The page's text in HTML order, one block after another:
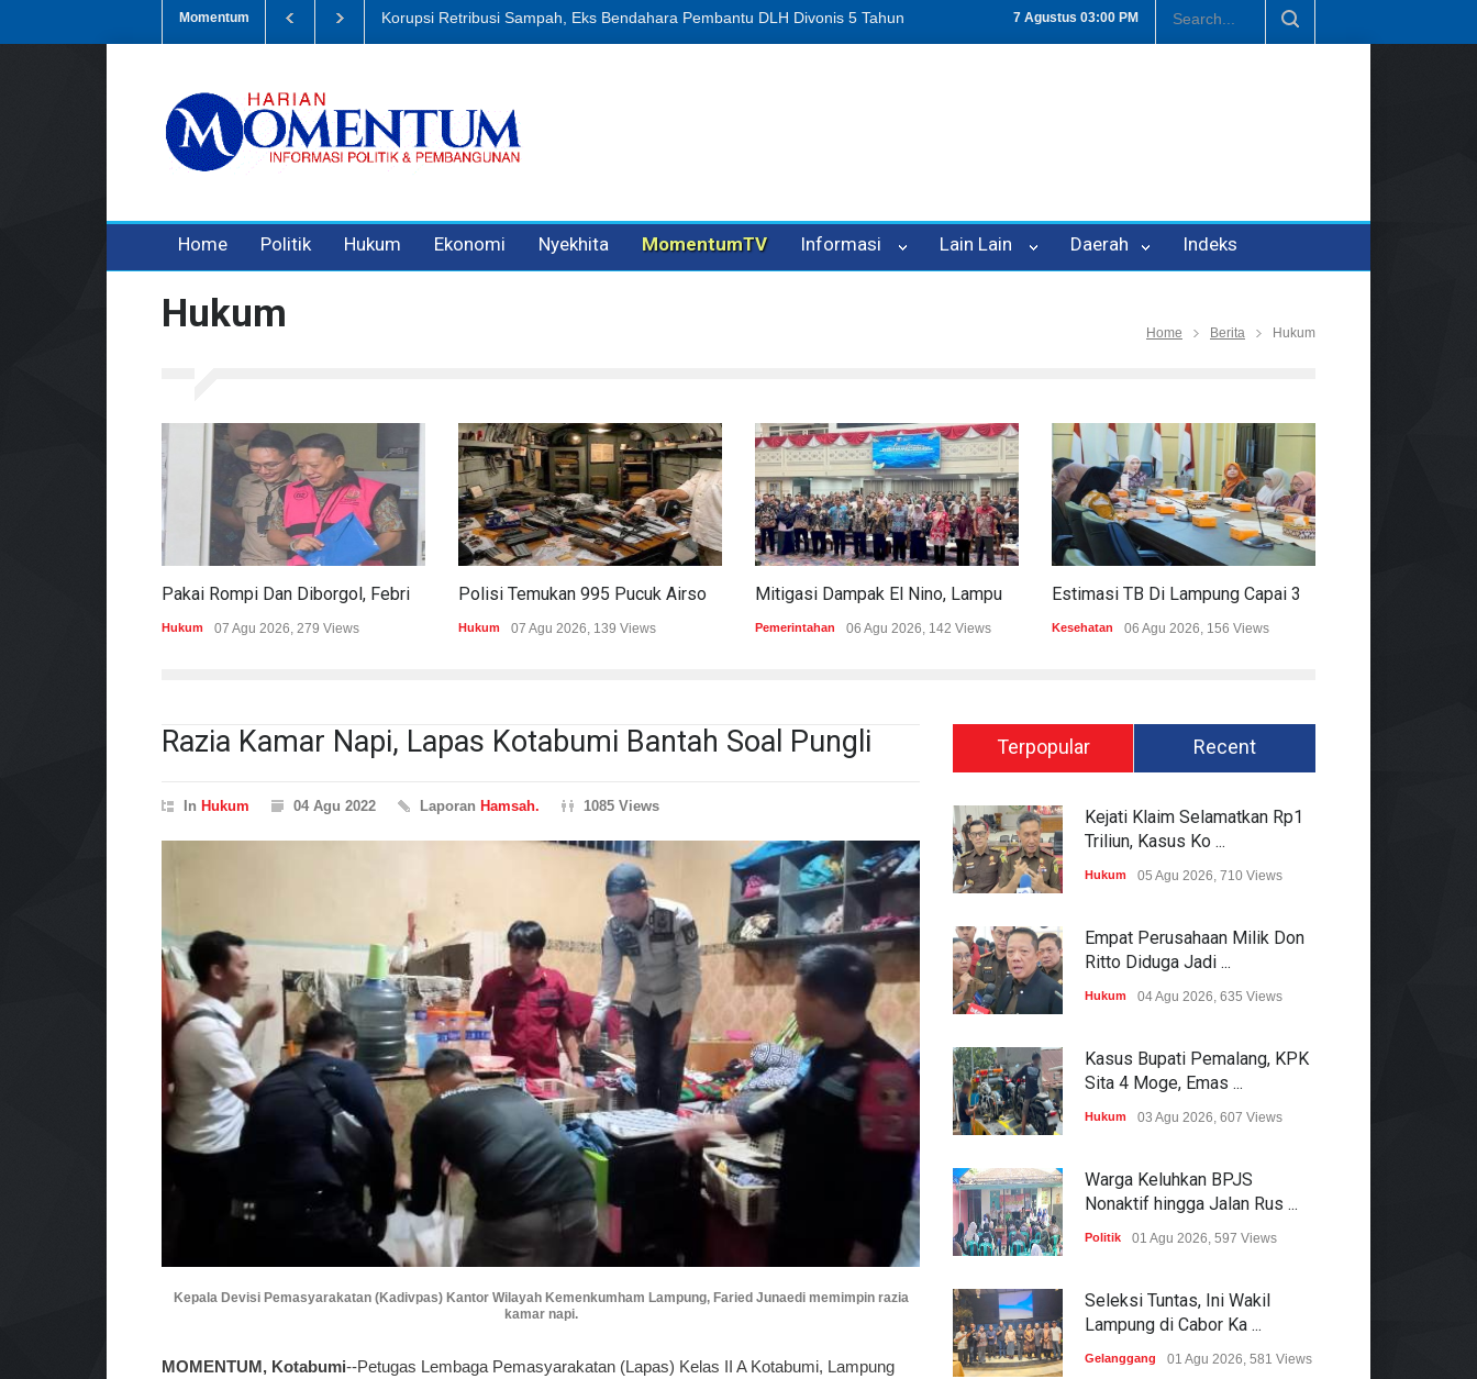
7 Agustus 03:00 PM
Momentum
Eks Bendahara Pembantu DLH Divonis 5 Tahun Dugaan Penipuan Oleh Oknum Kadis, Kuasa Hukum Pelapor Desak Polisi Tetapkan P-21 Tembus Rp1,6 Triliun, Nilai Investasi di Lamteng Tertinggi
Home Politik Hukum Ekonomi Nyekhita MomentumTV Informasi Lain Lain Daerah Indeks
Hukum Home Berita Hukum
Hukum 07 Agu 2026, 279 Views Hukum 07 Agu 2026, 139 Views Pemerintahan 06 Agu 2026, 142 Views Kesehatan 06 Agu 2026, 156 Views
Razia Kamar Napi, Lapas Kotabumi Bantah Soal Pungli
In Hukum 04 Agu 2022 Laporan Hamsah. 1085 Views
Kepala Devisi Pemasyarakatan (Kadivpas) Kantor Wilayah Kemenkumham Lampung, Faried Junaedi memimpin razia
kamar napi.
MOMENTUM, Kotabumi--Petugas Lembaga Pemasyarakatan (Lapas) Kelas II A Kotabumi, Lampung
Terpopular Recent
Kejati Klaim Selamatkan Rp1
Triliun, Kasus Ko ...
Hukum 05 Agu 2026, 710 Views
Empat Perusahaan Milik Don
Ritto Diduga Jadi ...
Hukum 04 Agu 2026, 635 Views
Kasus Bupati Pemalang, KPK
Sita 4 Moge, Emas ...
Hukum 03 Agu 2026, 607 Views
Warga Keluhkan BPJS
Nonaktif hingga Jalan Rus ...
Politik 01 Agu 2026, 597 Views
Seleksi Tuntas, Ini Wakil
Lampung di Cabor Ka ...
Gelanggang 01 Agu 2026, 581 Views